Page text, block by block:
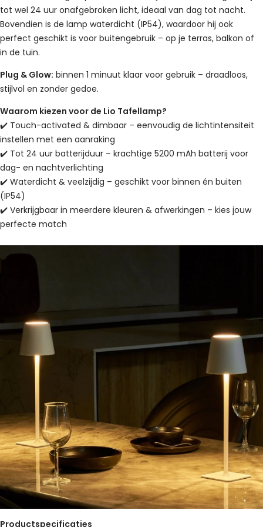
tot wel 24 uur onafgebroken licht, ideaal van dag tot nacht.
Bovendien is de lamp waterdicht (IP54), waardoor hij ook
perfect geschikt is voor buitengebruik – op je terras, balkon of
in de tuin.
Plug & Glow: binnen 1 minuut klaar voor gebruik – draadloos,
stijlvol en zonder gedoe.
Waarom kiezen voor de Lio Tafellamp?
✔️ Touch-activated & dimbaar – eenvoudig de lichtintensiteit
instellen met een aanraking
✔️ Tot 24 uur batterijduur – krachtige 5200 mAh batterij voor
dag- en nachtverlichting
✔️ Waterdicht & veelzijdig – geschikt voor binnen én buiten
(IP54)
✔️ Verkrijgbaar in meerdere kleuren & afwerkingen – kies jouw
perfecte match
Productspecificaties